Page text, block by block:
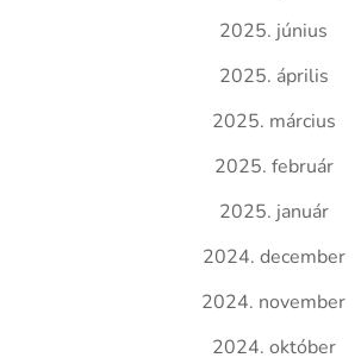
2025. június
2025. április
2025. március
2025. február
2025. január
2024. december
2024. november
2024. október